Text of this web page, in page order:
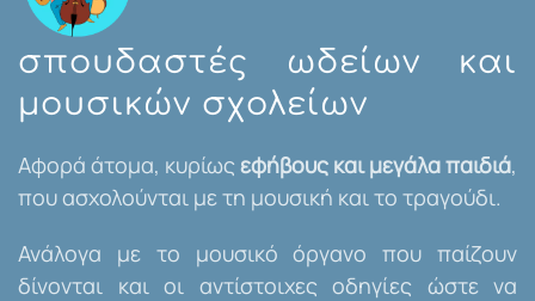
σπουδαστές ωδείων και
μουσικών σχολείων
Αφορά άτομα, κυρίως εφήβους και μεγάλα παιδιά,
που ασχολούνται με τη μουσική και το τραγούδι.
Ανάλογα με το μουσικό όργανο που παίζουν
δίνονται και οι αντίστοιχες οδηγίες ώστε να